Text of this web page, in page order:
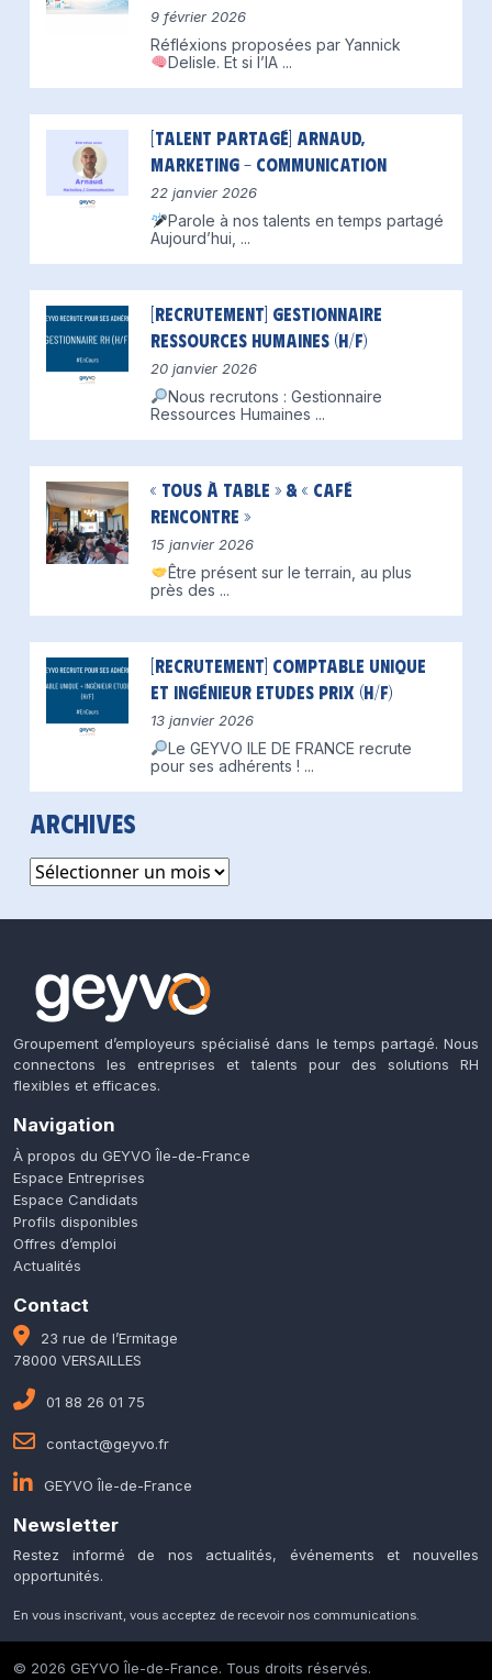
9 février 2026
Réfléxions proposées par Yannick
Delisle. Et si l’IA ...
[Talent partagé] Arnaud,
Marketing – Communication
22 janvier 2026
Parole à nos talents en temps partagé
Aujourd’hui, ...
[Recrutement] Gestionnaire
Ressources Humaines (H/F)
20 janvier 2026
Nous recrutons : Gestionnaire
Ressources Humaines ...
« Tous à table » & « Café
Rencontre »
15 janvier 2026
Être présent sur le terrain, au plus
près des ...
[Recrutement] Comptable unique
et Ingénieur Etudes Prix (H/F)
13 janvier 2026
Le GEYVO ILE DE FRANCE recrute
pour ses adhérents ! ...
Archives
Archives
Groupement d’employeurs spécialisé dans le temps partagé. Nous
connectons les entreprises et talents pour des solutions RH
flexibles et efficaces.
Navigation
À propos du GEYVO Île-de-France
Espace Entreprises
Espace Candidats
Profils disponibles
Offres d’emploi
Actualités
Contact
23 rue de l’Ermitage
78000 VERSAILLES
01 88 26 01 75
contact@geyvo.fr
GEYVO Île-de-France
Newsletter
Restez informé de nos actualités, événements et nouvelles
opportunités.
En vous inscrivant, vous acceptez de recevoir nos communications.
© 2026 GEYVO Île-de-France. Tous droits réservés.